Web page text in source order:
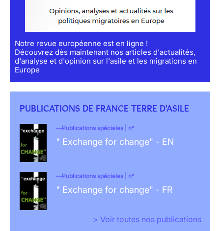
Notre revue européenne est en ligne !
Découvrez dès maintenant nos articles d'actualités,
d'analyse et d'opinion sur l'asile et les migrations en
Europe
PUBLICATIONS DE FRANCE TERRE D'ASILE
Publications spéciales | n°
" Exchange for change" - EN
Publications spéciales | n°
" Exchange for change" - FR
> Voir toutes nos publications